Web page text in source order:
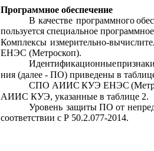
Программное обеспечение
В качестве программного
пользуется специальное
Комплексы измерительно-
ЕНЭС (Метроскоп).
Идентификационные
ния (далее - ПО) приведены в
СПО АИИС КУЭ ЕНЭС
АИИС КУЭ, указанные в таблице 2.
Уровень защиты ПО от
соответствии с Р 50.2.077-2014.